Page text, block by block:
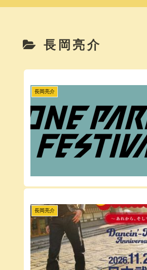
長岡亮介
長岡亮介
長岡亮介